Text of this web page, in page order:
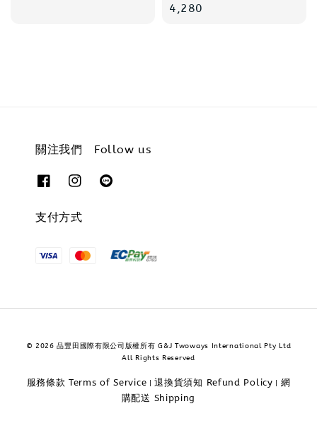
price
4,280
關注我們 Follow us
支付方式
© 2026 品豐田國際有限公司版權所有 G&J Twoways International Pty Ltd
All Rights Reserved
服務條款 Terms of Service |退換貨須知 Refund Policy
網
購配送 Shipping